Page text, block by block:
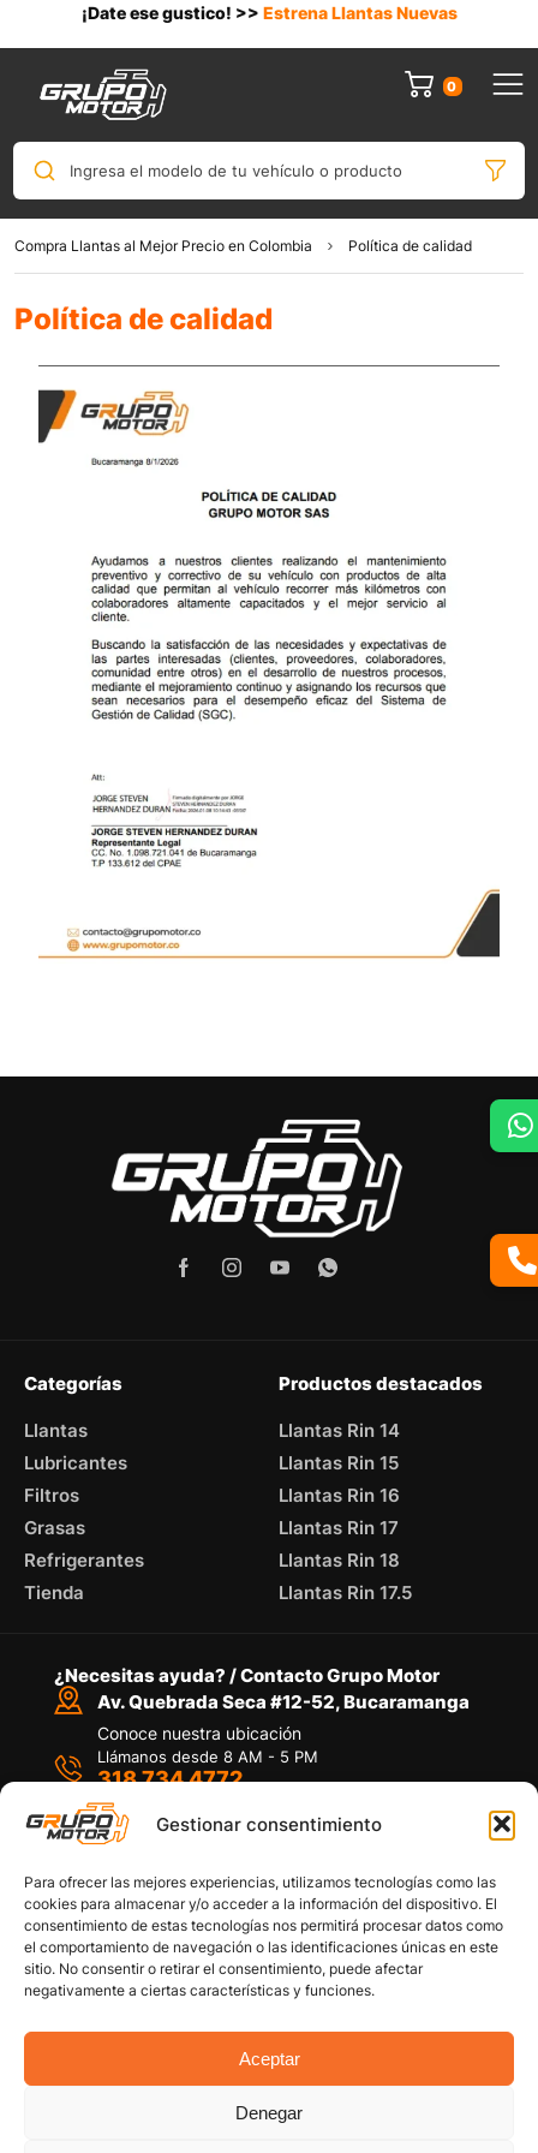
Gestionar consentimiento
Para ofrecer las mejores experiencias, utilizamos tecnologías como las
cookies para almacenar y/o acceder a la información del dispositivo. El
consentimiento de estas tecnologías nos permitirá procesar datos como
el comportamiento de navegación o las identificaciones únicas en este
sitio. No consentir o retirar el consentimiento, puede afectar
negativamente a ciertas características y funciones.
Aceptar
Denegar
¡Date ese gustico! >> Estrena Llantas Nuevas
0
Ingresa el modelo de tu vehículo o producto
Compra Llantas al Mejor Precio en Colombia Política de calidad
Política de calidad
Categorías
Llantas
Lubricantes
Filtros
Grasas
Refrigerantes
Tienda
Productos destacados
Llantas Rin 14
Llantas Rin 15
Llantas Rin 16
Llantas Rin 17
Llantas Rin 18
Llantas Rin 17.5
¿Necesitas ayuda? / Contacto Grupo Motor
Av. Quebrada Seca #12-52, Bucaramanga
Conoce nuestra ubicación
Llámanos desde 8 AM - 5 PM
318 734 4772
Habla con nosotros
Por medio de WhatsApp
Copyright © 2026 Grupo Motor S.A.S. Todos los
Políticas de privacidad
Política de devoluciones y/o reembolsos
Política de calidad
Términos y Condiciones